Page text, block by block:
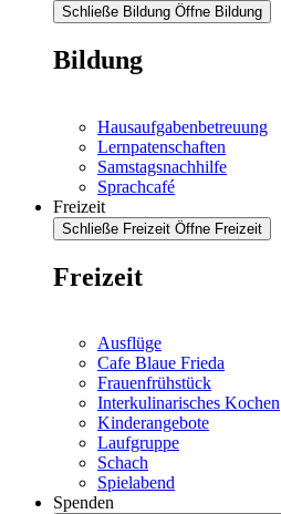
Schließe Bildung Öffne Bildung
Bildung
Hausaufgabenbetreuung
Lernpatenschaften
Samstagsnachhilfe
Sprachcafé
Freizeit
Schließe Freizeit Öffne Freizeit
Freizeit
Ausflüge
Cafe Blaue Frieda
Frauenfrühstück
Interkulinarisches Kochen
Kinderangebote
Laufgruppe
Schach
Spielabend
Spenden